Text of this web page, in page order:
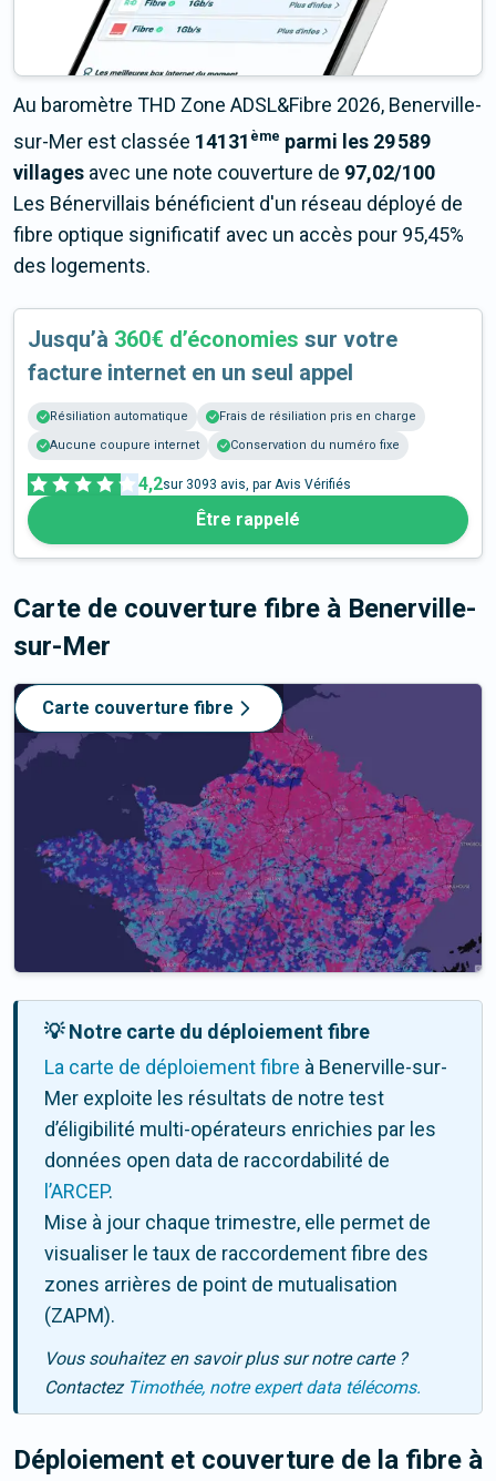
Au baromètre THD Zone ADSL&Fibre 2026, Benerville-
sur-Mer est classée 14131 ème parmi les 29 589
villages avec une note couverture de 97,02/100
Les Bénervillais bénéficient d'un réseau déployé de
fibre optique significatif avec un accès pour 95,45%
des logements.
Jusqu’à 360€ d’économies sur votre
facture internet en un seul appel
Résiliation automatique
Frais de résiliation pris en charge
Aucune coupure internet
Conservation du numéro fixe
4,2sur 3093 avis, par Avis Vérifiés
Être rappelé
Carte de couverture fibre à Benerville-
sur-Mer
Carte couverture fibre
💡 Notre carte du déploiement fibre
La carte de déploiement fibre à Benerville-sur-
Mer exploite les résultats de notre test
d’éligibilité multi-opérateurs enrichies par les
données open data de raccordabilité de
l’ARCEP.
Mise à jour chaque trimestre, elle permet de
visualiser le taux de raccordement fibre des
zones arrières de point de mutualisation
(ZAPM).
Vous souhaitez en savoir plus sur notre carte ?
Contactez Timothée, notre expert data télécoms.
Déploiement et couverture de la fibre à